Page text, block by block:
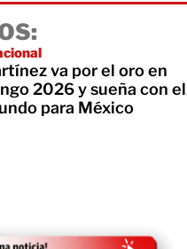
va por el oro en
2026 y sueña con el
para México